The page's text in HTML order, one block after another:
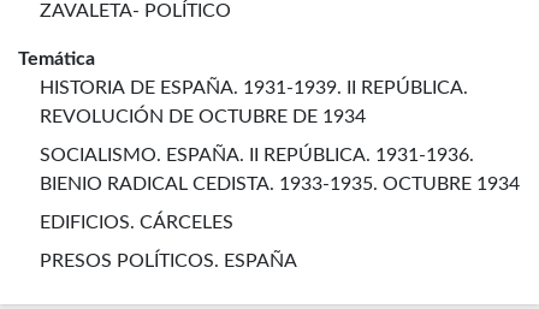
ZAVALETA- POLÍTICO
Temática
HISTORIA DE ESPAÑA. 1931-1939. II REPÚBLICA.
REVOLUCIÓN DE OCTUBRE DE 1934
SOCIALISMO. ESPAÑA. II REPÚBLICA. 1931-1936.
BIENIO RADICAL CEDISTA. 1933-1935. OCTUBRE 1934
EDIFICIOS. CÁRCELES
PRESOS POLÍTICOS. ESPAÑA